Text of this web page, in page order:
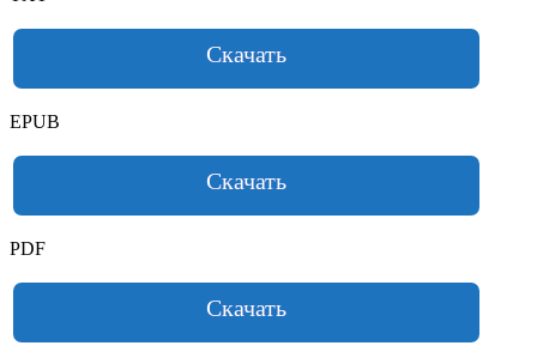
Скачать
EPUB
Скачать
PDF
Скачать